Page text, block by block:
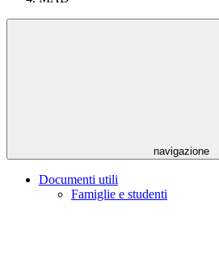
navigazione
Documenti utili
Famiglie e studenti